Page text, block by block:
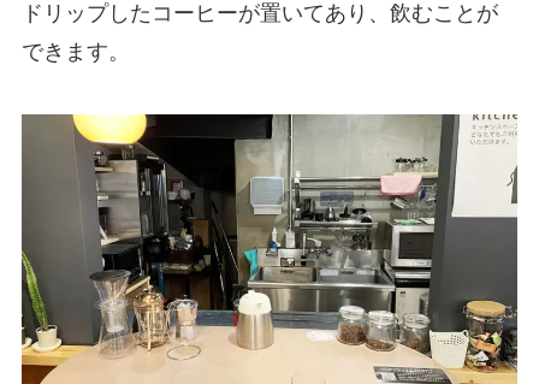
ドリップしたコーヒーが置いてあり、飲むことが
できます。